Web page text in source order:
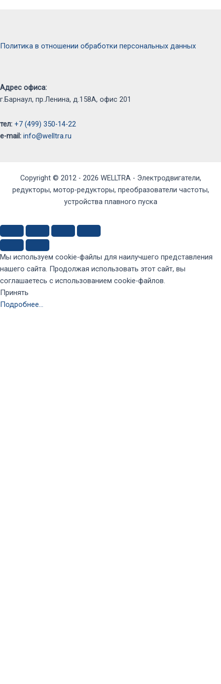
Политика в отношении обработки персональных данных
Адрес офиса:
г.Барнаул, пр.Ленина, д.158А, офис 201
тел: +7 (499) 350-14-22
e-mail: info@welltra.ru
Copyright © 2012 - 2026 WELLTRA - Электродвигатели,
редукторы, мотор-редукторы, преобразователи частоты,
устройства плавного пуска
Мы используем cookie-файлы для наилучшего представления
нашего сайта. Продолжая использовать этот сайт, вы
соглашаетесь с использованием cookie-файлов.
Принять
Подробнее…